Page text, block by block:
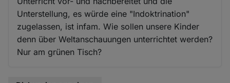
Unterstellung, es würde eine "Indoktrination"
zugelassen, ist infam. Wie sollen unsere Kinder
denn über Weltanschauungen unterrichtet werden?
Nur am grünen Tisch?